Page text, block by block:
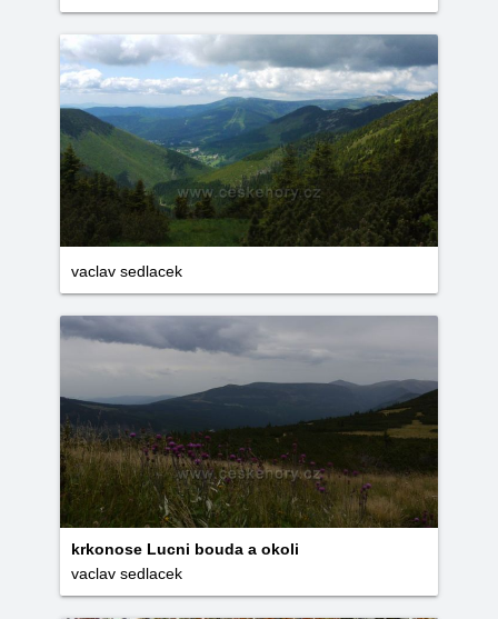
vaclav sedlacek
krkonose Lucni bouda a okoli
vaclav sedlacek